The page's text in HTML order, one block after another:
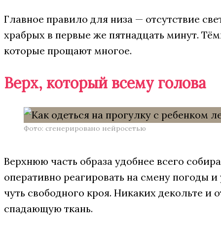
Главное правило для низа — отсутствие
храбрых в первые же пятнадцать минут.
которые прощают многое.
Верх, который всему голова
Фото: сгенерировано нейросетью
Верхнюю часть образа удобнее всего
оперативно реагировать на смену погоды
чуть свободного кроя. Никаких декольте и
спадающую ткань.